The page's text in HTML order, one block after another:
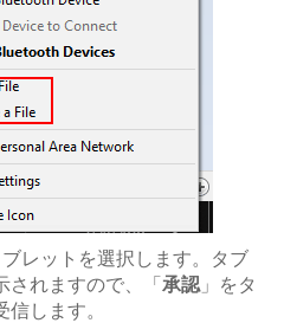
レットを選択します。タブ
されますので、「承認」をタ
します。